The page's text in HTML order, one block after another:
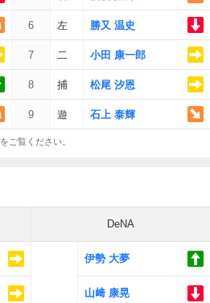
6 左 勝又 温史
7 二 小田 康一郎
8 捕 松尾 汐恩
9 遊 石上 泰輝
をご覧ください。
DeNA
伊勢 大夢
山﨑 康晃